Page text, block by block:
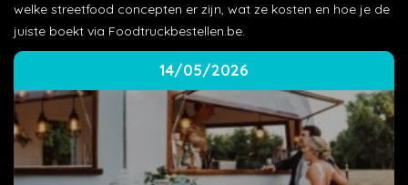
welke streetfood concepten er zijn, wat ze kosten en hoe je de
juiste boekt via Foodtruckbestellen.be.
14/05/2026